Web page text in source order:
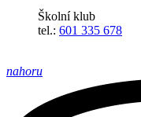
Školní klub
tel.: 601 335 678
nahoru